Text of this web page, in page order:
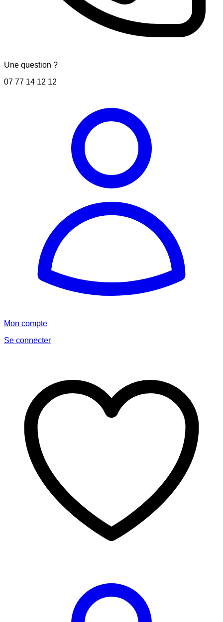
Une question ?
07 77 14 12 12
Mon compte
Se connecter